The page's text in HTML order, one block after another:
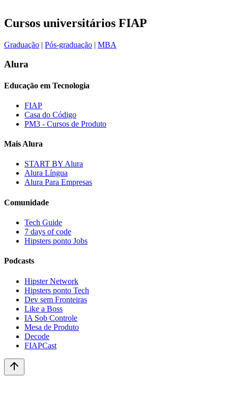
Cursos universitários FIAP
Graduação | Pós-graduação | MBA
Alura
Educação em Tecnologia
FIAP
Casa do Código
PM3 - Cursos de Produto
Mais Alura
START BY Alura
Alura Língua
Alura Para Empresas
Comunidade
Tech Guide
7 days of code
Hipsters ponto Jobs
Podcasts
Hipster Network
Hipsters ponto Tech
Dev sem Fronteiras
Like a Boss
IA Sob Controle
Mesa de Produto
Decode
FIAPCast